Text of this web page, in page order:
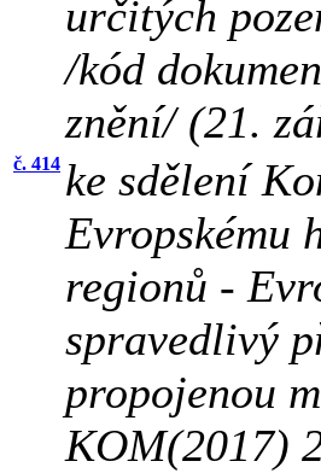
určitých
/kód
znění/ (21.
č. 414 ke sdělení
Evropskému
regionů -
spravedlivý
propojenou
KOM(2017)